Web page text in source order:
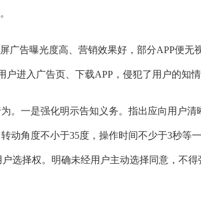
告曝光度高、营销效果好，部分APP便无
进入广告页、下载APP，侵犯了用户的知
一是强化明示告知义务。指出应向用户清
动角度不小于35度，操作时间不少于3秒等
选择权。明确未经用户主动选择同意，不